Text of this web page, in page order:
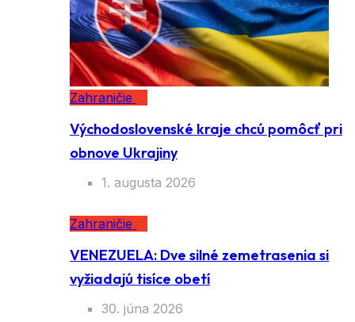
Zahraničie
Východoslovenské kraje chcú pomôcť pri
obnove Ukrajiny
1. augusta 2026
Zahraničie
VENEZUELA: Dve silné zemetrasenia si
vyžiadajú tisíce obetí
30. júna 2026